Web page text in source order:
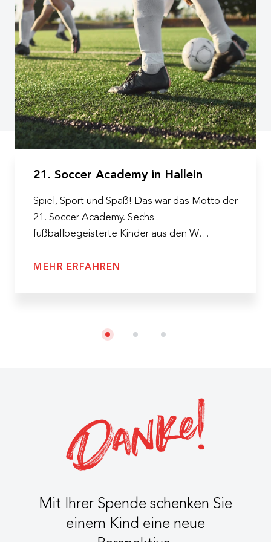
21. Soccer Academy in Hallein
Spiel, Sport und Spaß! Das war das Motto der
21. Soccer Academy. Sechs
fußballbegeisterte Kinder aus den W…
MEHR ERFAHREN
Mit Ihrer Spende schenken Sie
einem Kind eine neue